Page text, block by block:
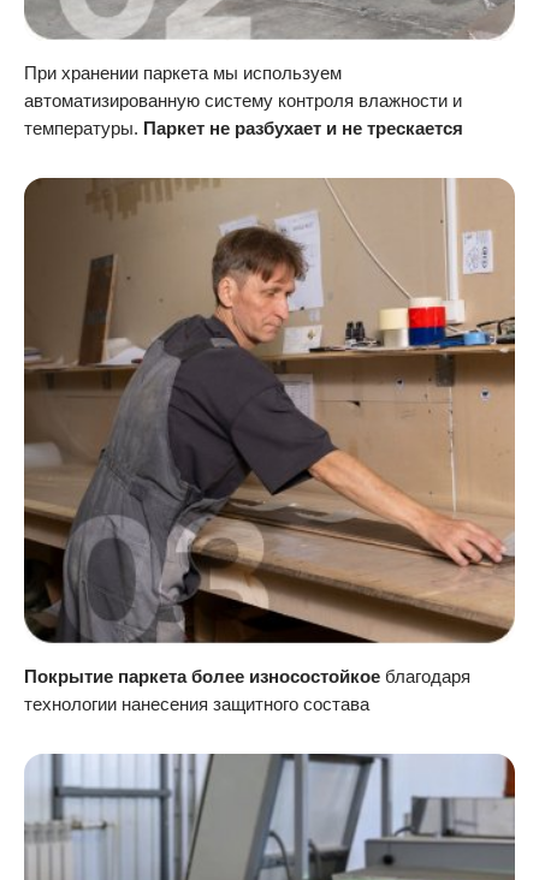
При хранении паркета мы используем
автоматизированную систему контроля влажности и
температуры. Паркет не разбухает и не трескается
Покрытие паркета более износостойкое благодаря
технологии нанесения защитного состава